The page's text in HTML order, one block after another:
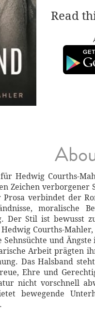
Read
Hedwig Courths-
Zeichen
Prosa verbindet der
Der Stil ist bewusst
Courths-
und
Arbeit prägten
Das Halsband
Ehre und
nicht vorschnell
bewegende